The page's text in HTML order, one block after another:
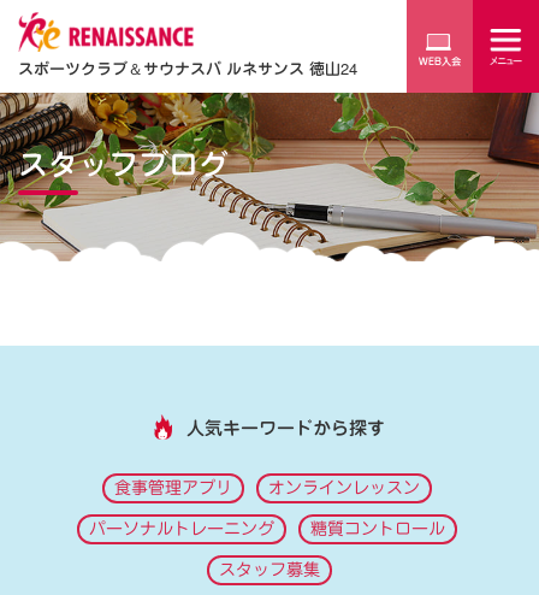
スポーツクラブ＆サウナスパ ルネサンス 徳山24
スタッフブログ
人気キーワードから探す
食事管理アプリ オンラインレッスン
パーソナルトレーニング 糖質コントロール
スタッフ募集